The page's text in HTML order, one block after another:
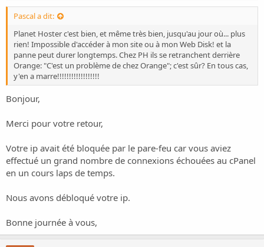
Pascal a dit:
Planet Hoster c'est bien, et même très bien, jusqu'au jour où... plus
rien! Impossible d'accéder à mon site ou à mon Web Disk! et la
panne peut durer longtemps. Chez PH ils se retranchent derrière
Orange: "C'est un problème de chez Orange"; c'est sûr? En tous cas,
y'en a marre!!!!!!!!!!!!!!!!!!
Bonjour,
Merci pour votre retour,
Votre ip avait été bloquée par le pare-feu car vous aviez
effectué un grand nombre de connexions échouées au cPanel
en un cours laps de temps.
Nous avons débloqué votre ip.
Bonne journée à vous,